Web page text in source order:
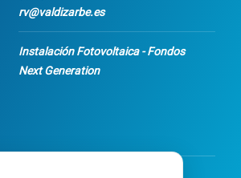
rv@valdizarbe.es
Instalación Fotovoltaica - Fondos
Next Generation